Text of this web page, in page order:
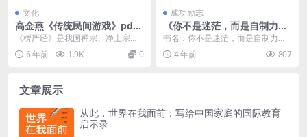
文化
高金燕《传统民间游戏》pdf
电子书下载
《楞严经》是我国禅宗、净土宗依
奉的一部重要经典。自唐以来，光
是它的注疏就有一百多...
6 年前 1.9K 0
成功励志
《你不是迷茫，而是自制力不
强》pdf电子书下载
书名：你不是迷茫，而是自制力不
强 作者：张卉妍 出版社：中国华侨
出版社 出版年：...
4 年前 807
文章展示
从此，世界在我面前：写给中国家庭的国际教育
启示录